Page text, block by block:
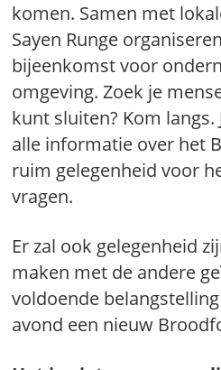
komen. Samen met
Sayen Runge
bijeenkomst voor
omgeving. Zoek je
kunt sluiten? Kom langs.
alle informatie over het
ruim gelegenheid voor
vragen.
Er zal ook gelegenheid
maken met de andere
voldoende
avond een nieuw